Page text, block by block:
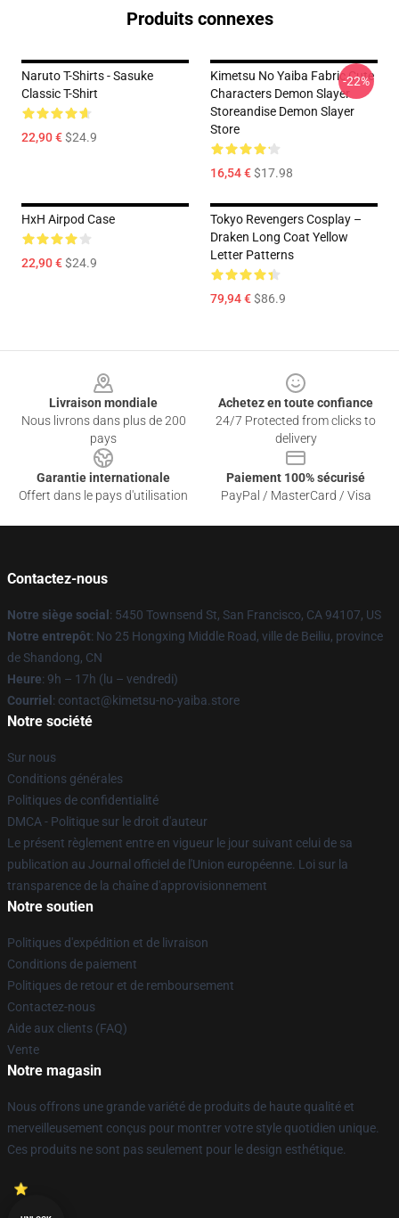
Produits connexes
Naruto T-Shirts - Sasuke
Classic T-Shirt
22,90 €$24.9
Kimetsu No Yaiba Fabric Cute
Characters Demon Slayer
Storeandise Demon Slayer
Store
16,54 €$17.98
-22%
HxH Airpod Case
22,90 €$24.9
Tokyo Revengers Cosplay –
Draken Long Coat Yellow
Letter Patterns
79,94 €$86.9
Livraison mondiale
Nous livrons dans plus de 200
pays
Achetez en toute confiance
24/7 Protected from clicks to
delivery
Garantie internationale
Offert dans le pays d'utilisation
Paiement 100% sécurisé
PayPal / MasterCard / Visa
Contactez-nous
Notre siège social : 5450 Townsend St, San Francisco, CA 94107, US
Notre entrepôt: No 25 Hongxing Middle Road, ville de Beiliu, province
de Shandong, CN
Heure: 9h – 17h (lu – vendredi)
Courriel : contact@kimetsu-no-yaiba.store
Notre société
Sur nous
Conditions générales
Politiques de confidentialité
DMCA - Politique sur le droit d'auteur
Le présent règlement entre en vigueur le jour suivant celui de sa
publication au Journal officiel de l'Union européenne. Loi sur la
transparence de la chaîne d'approvisionnement
Notre soutien
Politiques d'expédition et de livraison
Conditions de paiement
Politiques de retour et de remboursement
Contactez-nous
Aide aux clients (FAQ)
Vente
Notre magasin
Nous offrons une grande variété de produits de haute qualité et
merveilleusement conçus pour montrer votre style quotidien unique.
Ces produits ne sont pas seulement pour le design esthétique.